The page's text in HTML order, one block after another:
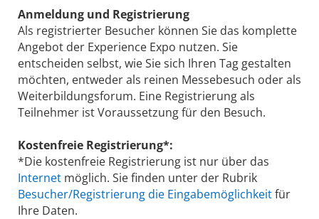
Anmeldung und Registrierung
Als registrierter Besucher können Sie das komplette
Angebot der Experience Expo nutzen. Sie
entscheiden selbst, wie Sie sich Ihren Tag gestalten
möchten, entweder als reinen Messebesuch oder als
Weiterbildungsforum. Eine Registrierung als
Teilnehmer ist Voraussetzung für den Besuch.
Kostenfreie Registrierung*:
*Die kostenfreie Registrierung ist nur über das
Internet möglich. Sie finden unter der Rubrik
Besucher/Registrierung die Eingabemöglichkeitfür
Ihre Daten.